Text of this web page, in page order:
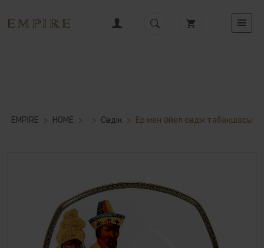
EMPIRE > HOME > > Cәндік > Ер мен Әйел сәндік табақшасы